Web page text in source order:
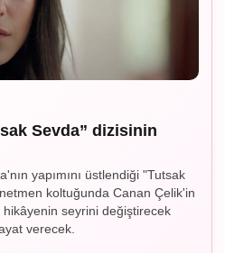
Sevda” dizisinin
yapımını üstlendiği "Tutsak
koltuğunda Canan Çelik'in
hikâyenin seyrini değiştirecek
verecek.